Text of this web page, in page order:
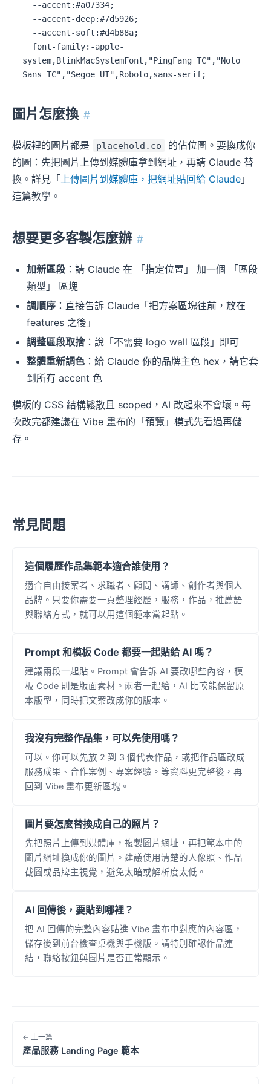
強調字）
【模板 code】
圖片怎麼換 #
模板裡的圖片都是 placehold.co
的佔位圖。要換成你
的圖：先把圖片上傳到媒體庫拿到網址，再請 Claude 替
換。詳見「 上傳圖片到媒體庫，把網址貼回給 Claude 」
這篇教學。
想要更多客製怎麼辦 #
加新區段 ：請 Claude 在 「指定位置」 加一個 「區段
類型」 區塊
調順序 ：直接告訴 Claude「把方案區塊往前，放在
features 之後」
調整區段取捨：說「不需要 logo wall 區段」即可
整體重新調色 ：給 Claude 你的品牌主色 hex，請它套
到所有 accent 色
模板的 CSS 結構鬆散且 scoped，AI 改起來不會壞。每
次改完都建議在 Vibe 畫布的「預覽」模式先看過再儲
存。
常見問題
這個履歷作品集範本適合誰使用？
適合自由接案者、求職者、顧問、講師、創作者與個人
品牌。只要你需要一頁整理經歷，服務，作品，推薦語
與聯絡方式，就可以用這個範本當起點。
Prompt 和模板 Code 都要一起貼給 AI 嗎？
建議兩段一起貼。Prompt 會告訴 AI 要改哪些內容，模
板 Code 則是版面素材。兩者一起給，AI 比較能保留原
本版型，同時把文案改成你的版本。
我沒有完整作品集，可以先使用嗎？
可以。你可以先放 2 到 3 個代表作品，或把作品區改成
服務成果、合作案例、專案經驗。等資料更完整後，再
回到 Vibe 畫布更新區塊。
圖片要怎麼替換成自己的照片？
先把照片上傳到媒體庫，複製圖片網址，再把範本中的
圖片網址換成你的圖片。建議使用清楚的人像照、作品
截圖或品牌主視覺，避免太暗或解析度太低。
AI 回傳後，要貼到哪裡？
把 AI 回傳的完整內容貼進 Vibe 畫布中對應的內容區，
儲存後到前台檢查桌機與手機版。請特別確認作品連
結，聯絡按鈕與圖片是否正常顯示。
← 上一篇
產品服務 Landing Page 範本